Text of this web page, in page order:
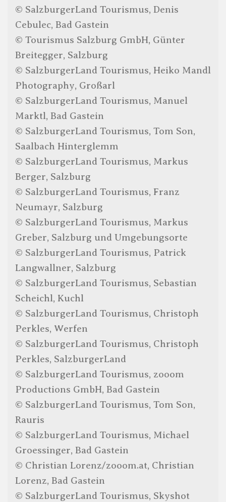
© SalzburgerLand Tourismus, Denis
Cebulec, Bad Gastein
© Tourismus Salzburg GmbH, Günter
Breitegger, Salzburg
© SalzburgerLand Tourismus, Heiko Mandl
Photography, Großarl
© SalzburgerLand Tourismus, Manuel
Marktl, Bad Gastein
© SalzburgerLand Tourismus, Tom Son,
Saalbach Hinterglemm
© SalzburgerLand Tourismus, Markus
Berger, Salzburg
© SalzburgerLand Tourismus, Franz
Neumayr, Salzburg
© SalzburgerLand Tourismus, Markus
Greber, Salzburg und Umgebungsorte
© SalzburgerLand Tourismus, Patrick
Langwallner, Salzburg
© SalzburgerLand Tourismus, Sebastian
Scheichl, Kuchl
© SalzburgerLand Tourismus, Christoph
Perkles, Werfen
© SalzburgerLand Tourismus, Christoph
Perkles, SalzburgerLand
© SalzburgerLand Tourismus, zooom
Productions GmbH, Bad Gastein
© SalzburgerLand Tourismus, Tom Son,
Rauris
© SalzburgerLand Tourismus, Michael
Groessinger, Bad Gastein
© Christian Lorenz/zooom.at, Christian
Lorenz, Bad Gastein
© SalzburgerLand Tourismus, Skyshot